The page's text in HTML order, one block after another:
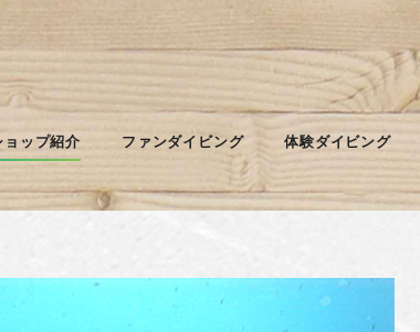
ョップ紹介 ファンダイビング 体験ダイビング
オレっ！
チ、午後から２ボート。